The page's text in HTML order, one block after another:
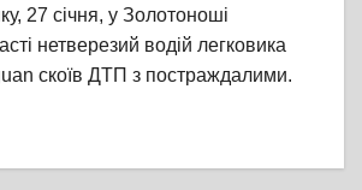
27 січня, у Золотоноші
нетверезий водій легковика
скоїв ДТП з постраждалими.